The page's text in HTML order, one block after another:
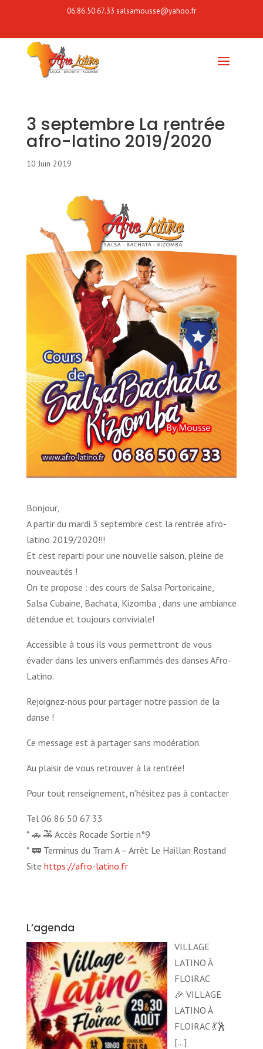
06.86.50.67.33 salsamousse@yahoo.fr
3 septembre La rentrée
afro-latino 2019/2020
10 Juin 2019
Bonjour,
A partir du mardi 3 septembre c’est la rentrée afro-
latino 2019/2020!!!
Et c’est reparti pour une nouvelle saison, pleine de
nouveautés !
On te propose : des cours de Salsa Portoricaine,
Salsa Cubaine, Bachata, Kizomba , dans une ambiance
détendue et toujours conviviale!
Accessible à tous ils vous permettront de vous
évader dans les univers enflammés des danses Afro-
Latino.
Rejoignez-nous pour partager notre passion de la
danse !
Ce message est à partager sans modération.
Au plaisir de vous retrouver à la rentrée!
Pour tout renseignement, n’hésitez pas à contacter
Tel 06 86 50 67 33
* 🚗 🚕 Accès Rocade Sortie n°9
* 🚃 Terminus du Tram A – Arrêt Le Haillan Rostand
Site https://afro-latino.fr
L’agenda
VILLAGE
LATINO À
FLOIRAC
🎉 VILLAGE
LATINO À
FLOIRAC 💃🕺
[…]